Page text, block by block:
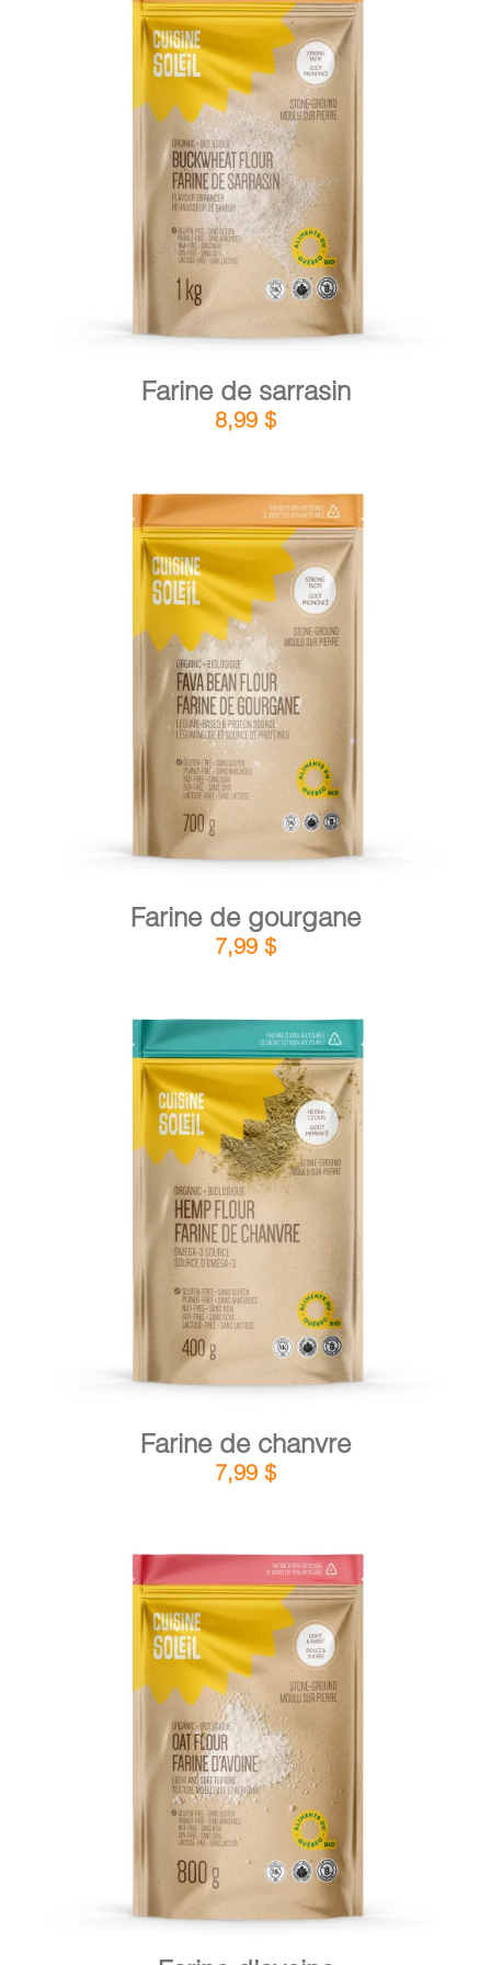
PANIER
EN
AJOUTER AU PANIER / DÉTAILS
Farine de sarrasin
8,99 $
AJOUTER AU PANIER /
Farine de gourgane
7,99 $
AJOUTER AU PANIER
Farine de chanvre
7,99 $
AJOUTER AU PANIER / DÉTAILS